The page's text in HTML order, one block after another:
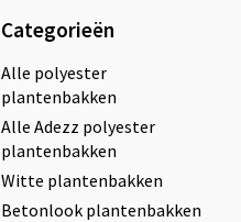
Categorieën
Alle polyester
plantenbakken
Alle Adezz polyester
plantenbakken
Witte plantenbakken
Betonlook plantenbakken